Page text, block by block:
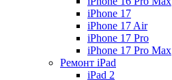
iPhone 17
iPhone 17 Air
iPhone 17 Pro
iPhone 17 Pro Max
Ремонт iPad
iPad 2